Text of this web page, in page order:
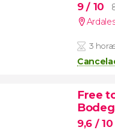
9/ 10
3
Free
9,6 / 10